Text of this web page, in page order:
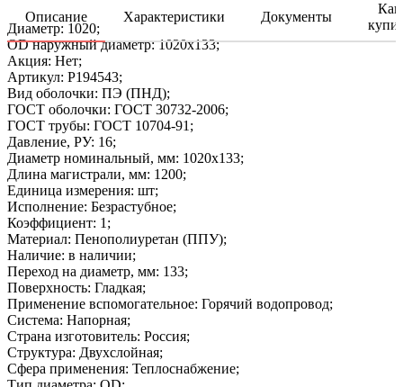
Описание Характеристики Документы
Как
Диаметр: 1020;
OD наружный диаметр: 1020х133;
Акция: Нет;
Артикул: P194543;
Вид оболочки: ПЭ (ПНД);
ГОСТ оболочки: ГОСТ 30732-2006;
ГОСТ трубы: ГОСТ 10704-91;
Давление, РУ: 16;
Диаметр номинальный, мм: 1020х133;
Длина магистрали, мм: 1200;
Единица измерения: шт;
Исполнение: Безрастубное;
Коэффициент: 1;
Материал: Пенополиуретан (ППУ);
Наличие: в наличии;
Переход на диаметр, мм: 133;
Поверхность: Гладкая;
Применение вспомогательное: Горячий водопровод;
Система: Напорная;
Страна изготовитель: Россия;
Структура: Двухслойная;
Сфера применения: Теплоснабжение;